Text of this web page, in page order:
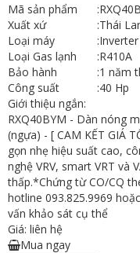
Mã sản phẩm :
Xuất xứ
:Thái
Loại máy
:
Loại Gas lạnh
:R410A
Bảo hành
:1 năm
Công suất
:40 Hp
Giới thiệu ngắn:
RXQ40BYM - Dàn nóng
(ngựa) - [ CAM KẾT GIÁ
gọn nhẹ hiệu suất cao,
nghệ VRV, smart VRT và
thấp.*Chứng từ CO/CQ
hotline 093.825.9969
vấn khảo sát cụ thể
Giá: liên hệ
Mua ngay